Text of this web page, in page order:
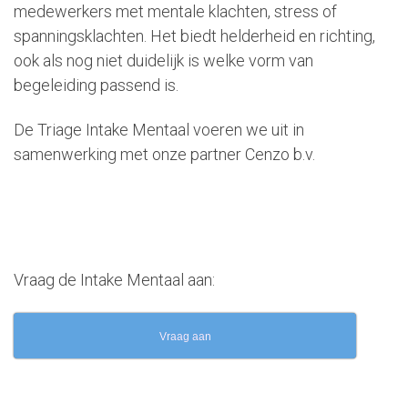
medewerkers met mentale klachten, stress of
spanningsklachten. Het biedt helderheid en richting,
ook als nog niet duidelijk is welke vorm van
begeleiding passend is.
De Triage Intake Mentaal voeren we uit in
samenwerking met onze partner Cenzo b.v.
Vraag de Intake Mentaal aan:
Vraag aan